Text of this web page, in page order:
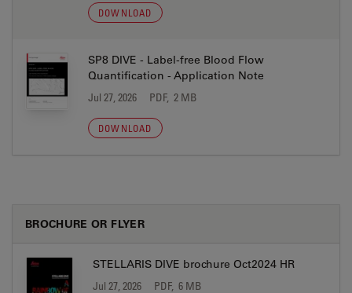
DOWNLOAD
SP8 DIVE - Label-free Blood Flow
Quantification - Application Note
Jul 27, 2026 PDF, 2 MB
DOWNLOAD
BROCHURE OR FLYER
STELLARIS DIVE brochure Oct2024 HR
Jul 27, 2026 PDF, 6 MB